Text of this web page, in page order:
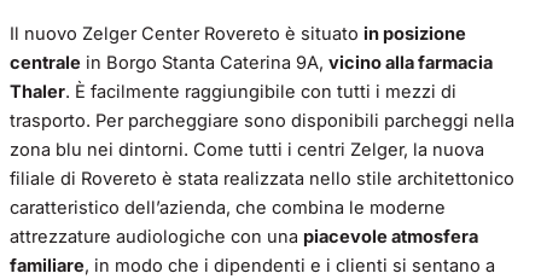
Il nuovo Zelger Center Rovereto è situato in posizione
centrale in Borgo Stanta Caterina 9A, vicino alla farmacia
Thaler. È facilmente raggiungibile con tutti i mezzi di
trasporto. Per parcheggiare sono disponibili parcheggi nella
zona blu nei dintorni. Come tutti i centri Zelger, la nuova
filiale di Rovereto è stata realizzata nello stile architettonico
caratteristico dell’azienda, che combina le moderne
attrezzature audiologiche con una piacevole atmosfera
familiare, in modo che i dipendenti e i clienti si sentano a